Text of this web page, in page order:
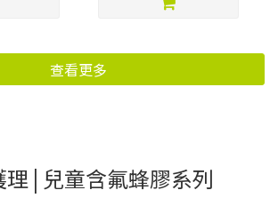
查看更多
理 | 兒童含氟蜂膠系列